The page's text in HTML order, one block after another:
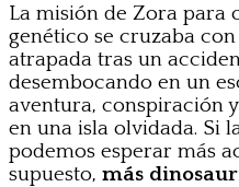
La misión de Zora para
genético se cruzaba
atrapada tras un
desembocando en un
aventura, conspiración
en una isla olvidada. Si
podemos esperar más
supuesto, más